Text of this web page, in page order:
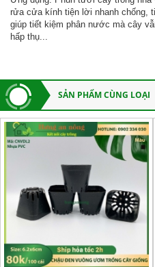
rửa cửa kính tiện lời nhanh chống,
giúp tiết kiệm phân nước mà cây
hấp thụ...
SẢN PHẨM CÙNG LOẠI